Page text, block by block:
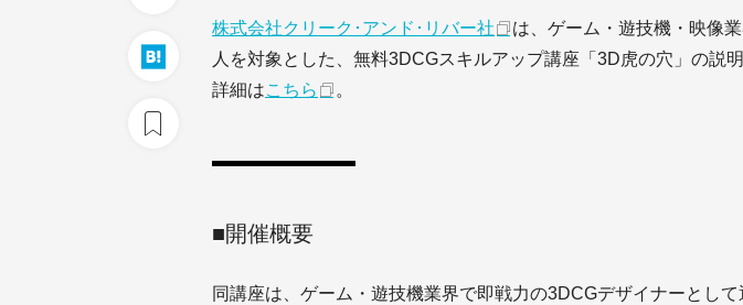
株式会社クリーク･アンド･リバー社
は、ゲーム・遊技機・映像
人を対象とした、無料3DCGスキルアップ講座「3D虎の穴」の説明
詳細はこちら 。
■開催概要
同講座は、ゲーム・遊技機業界で即戦力の3DCGデザイナーとし